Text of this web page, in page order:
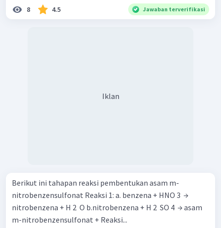
8 4.5 Jawaban terverifikasi
Iklan
Berikut ini tahapan reaksi pembentukan asam m-
nitrobenzensulfonat Reaksi 1: a. benzena + HNO 3 ​ →
nitrobenzena + H 2 ​ O b.nitrobenzena + H 2 ​ SO 4 ​ → asam
m-nitrobenzensulfonat + Reaksi...